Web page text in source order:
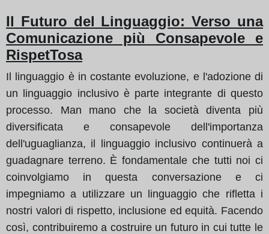
Il Futuro del Linguaggio: Verso una
Comunicazione più Consapevole e
RispetTosa
Il linguaggio è in costante evoluzione, e l'adozione di
un linguaggio inclusivo è parte integrante di questo
processo. Man mano che la società diventa più
diversificata e consapevole dell'importanza
dell'uguaglianza, il linguaggio inclusivo continuerà a
guadagnare terreno. È fondamentale che tutti noi ci
coinvolgiamo in questa conversazione e ci
impegniamo a utilizzare un linguaggio che rifletta i
nostri valori di rispetto, inclusione ed equità. Facendo
così, contribuiremo a costruire un futuro in cui tutte le